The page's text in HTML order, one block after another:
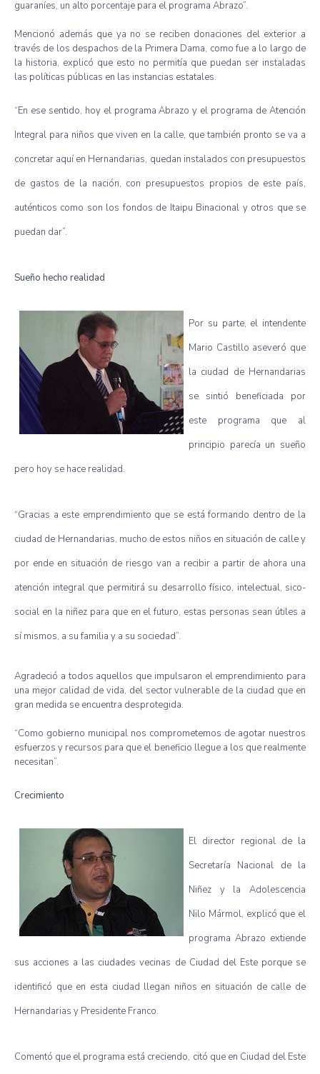
guaraníes, un alto porcentaje para el programa Abrazo”.
Mencionó además que ya no se reciben donaciones del exterior a
través de los despachos de la Primera Dama, como fue a lo largo de
la historia, explicó que esto no permitía que puedan ser instaladas
las políticas públicas en las instancias estatales.
“En ese sentido, hoy el programa Abrazo y el programa de Atención
Integral para niños que viven en la calle, que también pronto se va a
concretar aquí en Hernandarias, quedan instalados con presupuestos
de gastos de la nación, con presupuestos propios de este país,
auténticos como son los fondos de Itaipu Binacional y otros que se
puedan dar”.
Sueño hecho realidad
Por su parte, el intendente
Mario Castillo aseveró que
la ciudad de Hernandarias
se sintió beneficiada por
este programa que al
principio parecía un sueño
pero hoy se hace realidad.
“Gracias a este emprendimiento que se está formando dentro de la
ciudad de Hernandarias, mucho de estos niños en situación de calle y
por ende en situación de riesgo van a recibir a partir de ahora una
atención integral que permitirá su desarrollo físico, intelectual, sico-
social en la niñez para que en el futuro, estas personas sean útiles a
sí mismos, a su familia y a su sociedad”.
Agradeció a todos aquellos que impulsaron el emprendimiento para
una mejor calidad de vida, del sector vulnerable de la ciudad que en
gran medida se encuentra desprotegida.
“Como gobierno municipal nos comprometemos de agotar nuestros
esfuerzos y recursos para que el beneficio llegue a los que realmente
necesitan”.
Crecimiento
El director regional de la
Secretaría Nacional de la
Niñez y la Adolescencia
Nilo Mármol, explicó que el
programa Abrazo extiende
sus acciones a las ciudades vecinas de Ciudad del Este porque se
identificó que en esta ciudad llegan niños en situación de calle de
Hernandarias y Presidente Franco.
Comentó que el programa está creciendo, citó que en Ciudad del Este